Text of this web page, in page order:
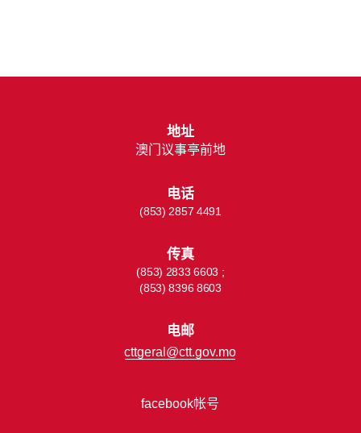
facebook帐号
地址
澳门议事亭前地
电话
(853) 2857 4491
传真
(853) 2833 6603 ;
(853) 8396 8603
电邮
cttgeral@ctt.gov.mo